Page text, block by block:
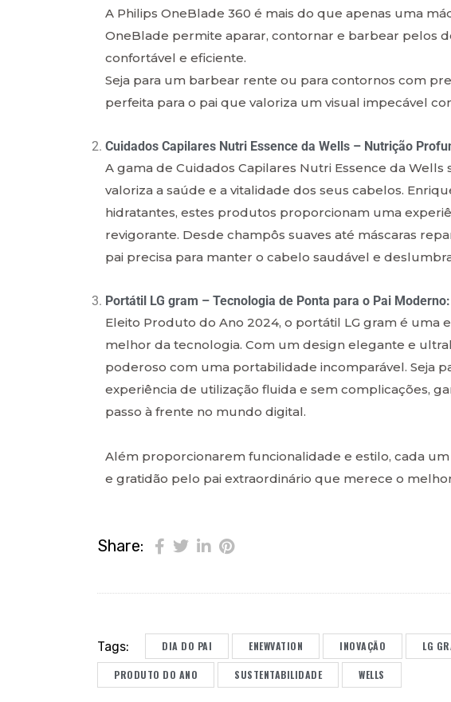
A Philips OneBlade 360 é mais do que apenas uma
OneBlade permite aparar, contornar e barbear pelos
confortável e eficiente.
Seja para um barbear rente ou para contornos com
perfeita para o pai que valoriza um visual impecável
Cuidados Capilares Nutri Essence da Wells – Nutrição
A gama de Cuidados Capilares Nutri Essence da
valoriza a saúde e a vitalidade dos seus cabelos.
hidratantes, estes produtos proporcionam uma
revigorante. Desde champôs suaves até máscaras
pai precisa para manter o cabelo saudável e
Portátil LG gram – Tecnologia de Ponta para o Pai Moderno:
Eleito Produto do Ano 2024, o portátil LG gram é uma
melhor da tecnologia. Com um design elegante e
poderoso com uma portabilidade incomparável. Seja
experiência de utilização fluida e sem complicações,
passo à frente no mundo digital.
Além proporcionarem funcionalidade e estilo, cada
e gratidão pelo pai extraordinário que merece o
Share:
Tags: DIA DO PAI ENEWVATION INOVAÇÃO LG
PRODUTO DO ANO SUSTENTABILIDADE WELLS